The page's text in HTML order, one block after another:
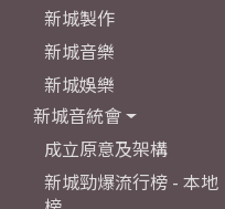
新城製作
新城音樂
新城娛樂
新城音統會
成立原意及架構
新城勁爆流行榜 - 本地